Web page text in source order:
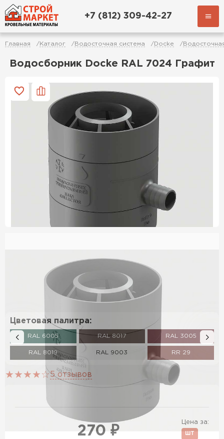
+7 (812) 309-42-27
Главная Каталог Водосточная система Docke
Водосборник Docke RAL 7024 Графит
Цветовая палитра:
RAL 6005 RAL 8017 RAL 3005
RAL 8019 RAL 9003 RR 29
5 отзывов
Цена за:
ШТ
270 ₽